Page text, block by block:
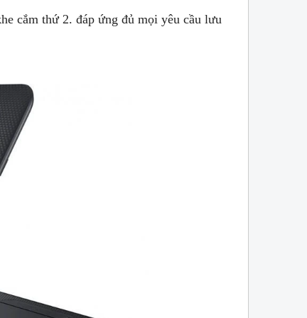
cắm thứ 2. đáp ứng đủ mọi yêu cầu lưu